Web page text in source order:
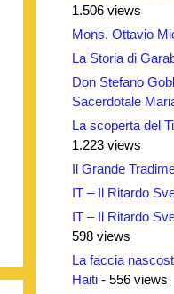
1.506 views
Mons. Ottavio
La Storia di
Don Stefano
Sacerdotale
La scoperta del
1.223 views
Il Grande
IT – Il Ritardo
IT – Il Ritardo
598 views
La faccia
Haiti - 556 views